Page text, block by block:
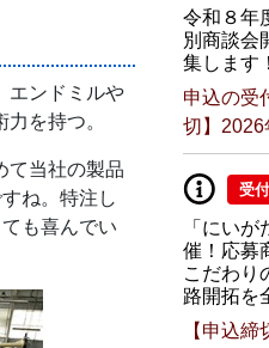
エンドミルや
を持つ。
て当社の製品
ね。特注し
も喜んでい
令和８年
別商談会
集します！
申込の受
切】2026
受
「にい
催！応募
こだわり
路開拓を
【申込